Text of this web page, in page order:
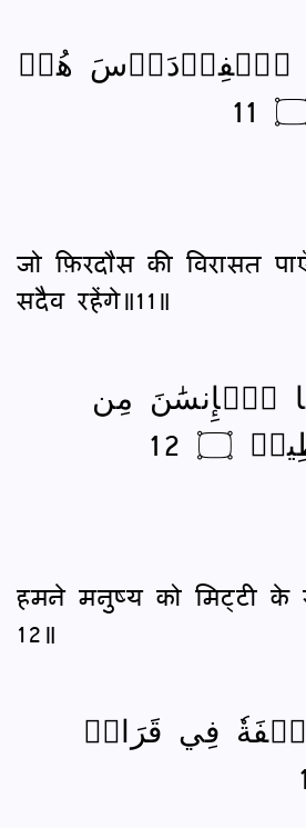
ٱلۡفِرۡدَوۡسَ هُمۡ
जो फ़िरदौस की विरासत
सदैव रहेंगे॥11॥
ٱلۡإِنسَٰنَ مِن
12
हमने मनुष्य को मिट्टी के
12॥
فِي قَرَارٖ